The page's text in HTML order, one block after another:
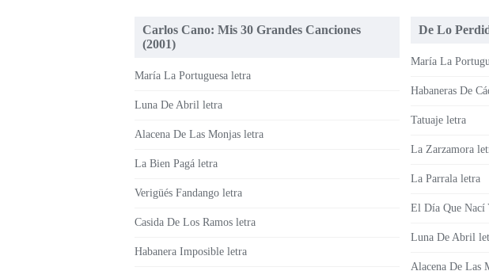
Carlos Cano: Mis 30 Grandes Canciones
(2001)
María La Portuguesa letra
Luna De Abril letra
Alacena De Las Monjas letra
La Bien Pagá letra
Verigüés Fandango letra
Casida De Los Ramos letra
Habanera Imposible letra
De Lo
María La
Habaneras De
Tatuaje letra
La Zarzamora
La Parrala letra
El Día Que Nací
Luna De Abril
Alacena De Las